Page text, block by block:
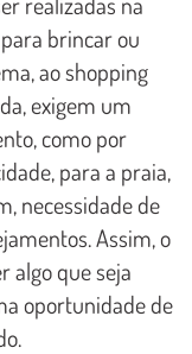
brincar ou
ao shopping
exigem um
como por
para a praia,
necessidade de
Assim, o
algo que seja
oportunidade de